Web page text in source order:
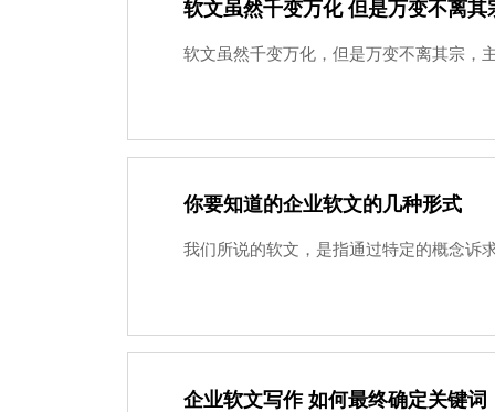
软文虽然千变万化 但是万变不离其
软文虽然千变万化，但是万变不离其宗，
你要知道的企业软文的几种形式
我们所说的软文，是指通过特定的概念诉
企业软文写作 如何最终确定关键词